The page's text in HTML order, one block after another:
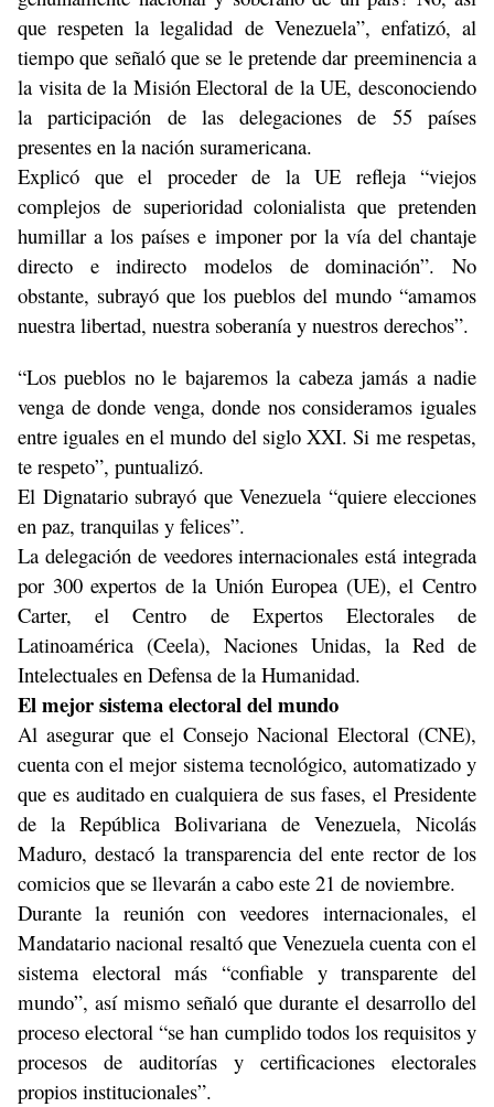
que respeten la legalidad de Venezuela”, enfatizó, al
tiempo que señaló que se le pretende dar preeminencia a
la visita de la Misión Electoral de la UE, desconociendo
la participación de las delegaciones de 55 países
presentes en la nación suramericana.
Explicó que el proceder de la UE refleja “viejos
complejos de superioridad colonialista que pretenden
humillar a los países e imponer por la vía del chantaje
directo e indirecto modelos de dominación”. No
obstante, subrayó que los pueblos del mundo “amamos
nuestra libertad, nuestra soberanía y nuestros derechos”.
“Los pueblos no le bajaremos la cabeza jamás a nadie
venga de donde venga, donde nos consideramos iguales
entre iguales en el mundo del siglo XXI. Si me respetas,
te respeto”, puntualizó.
El Dignatario subrayó que Venezuela “quiere elecciones
en paz, tranquilas y felices”.
La delegación de veedores internacionales está integrada
por 300 expertos de la Unión Europea (UE), el Centro
Carter, el Centro de Expertos Electorales de
Latinoamérica (Ceela), Naciones Unidas, la Red de
Intelectuales en Defensa de la Humanidad.
El mejor sistema electoral del mundo
Al asegurar que el Consejo Nacional Electoral (CNE),
cuenta con el mejor sistema tecnológico, automatizado y
que es auditado en cualquiera de sus fases, el Presidente
de la República Bolivariana de Venezuela, Nicolás
Maduro, destacó la transparencia del ente rector de los
comicios que se llevarán a cabo este 21 de noviembre.
Durante la reunión con veedores internacionales, el
Mandatario nacional resaltó que Venezuela cuenta con el
sistema electoral más “confiable y transparente del
mundo”, así mismo señaló que durante el desarrollo del
proceso electoral “se han cumplido todos los requisitos y
procesos de auditorías y certificaciones electorales
propios institucionales”.